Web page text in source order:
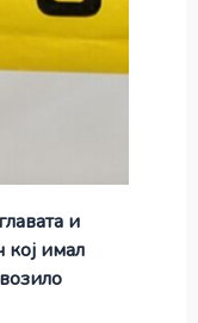
и
кој имал